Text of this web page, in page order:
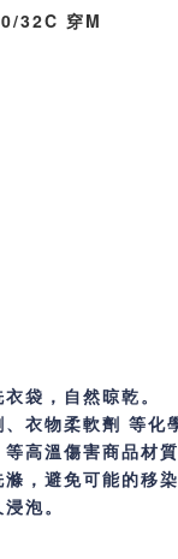
32C 穿M
袋，自然晾乾。
衣物柔軟劑 等化
高溫傷害商品材質
，避免可能的移染
泡。